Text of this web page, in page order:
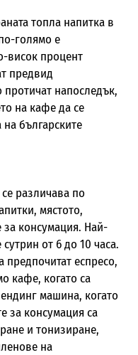
топла напитка в
голямо е
висок процент
предвид
напоследък,
на кафе да се
българските
различава по
мястото,
консумация. Най-
от 6 до 10 часа.
предпочитат еспресо,
кафе, когато са
машина, когато
за консумация са
и тонизиране,
на